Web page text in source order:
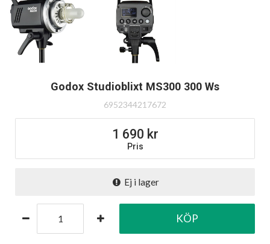
Godox Studioblixt MS300 300 Ws
6952344217672
Pris
1 690
Ej i lager
KÖP